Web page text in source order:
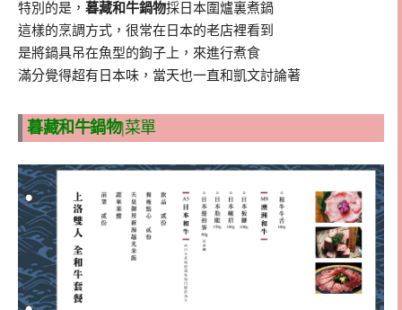
特別的是， 暮藏和牛鍋物採日本圍爐裏煮鍋
這樣的烹調方式，很常在日本的老店裡看到
是將鍋具吊在魚型的鉤子上，來進行煮食
滿分覺得超有日本味，當天也一直和凱文討論著
暮藏和牛鍋物|菜單